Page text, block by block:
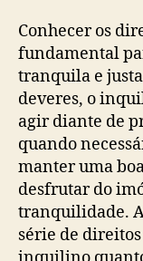
Conhecer os
fundamental
tranquila e
deveres, o
agir diante de
quando
manter uma
desfrutar do
tranquilidade.
série de